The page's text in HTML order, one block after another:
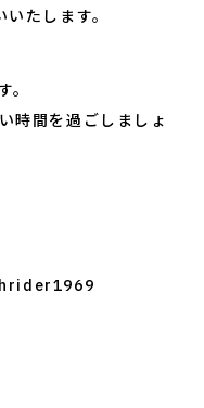
たします。
。
時間を過ごしましょ